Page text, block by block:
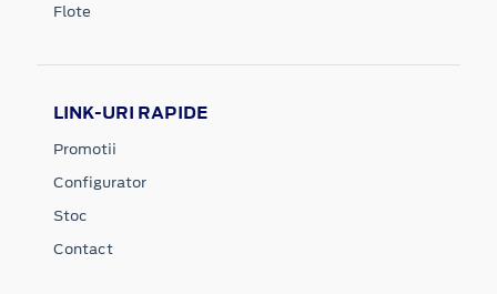
Flote
LINK-URI RAPIDE
Promotii
Configurator
Stoc
Contact